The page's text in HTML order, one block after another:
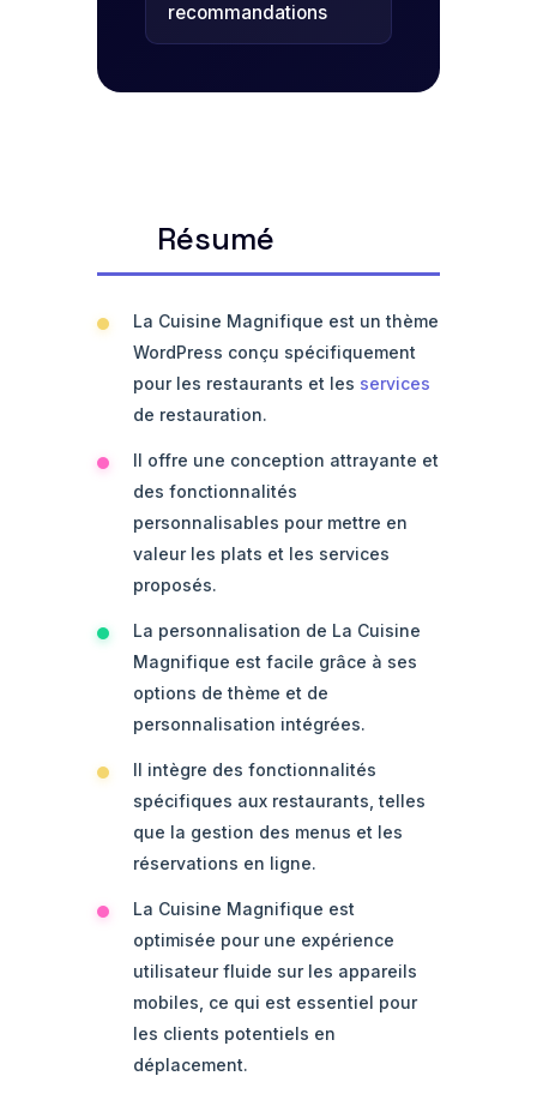
recommandations
Résumé
La Cuisine Magnifique est un thème
WordPress conçu spécifiquement
pour les restaurants et les services
de restauration.
Il offre une conception attrayante et
des fonctionnalités
personnalisables pour mettre en
valeur les plats et les services
proposés.
La personnalisation de La Cuisine
Magnifique est facile grâce à ses
options de thème et de
personnalisation intégrées.
Il intègre des fonctionnalités
spécifiques aux restaurants, telles
que la gestion des menus et les
réservations en ligne.
La Cuisine Magnifique est
optimisée pour une expérience
utilisateur fluide sur les appareils
mobiles, ce qui est essentiel pour
les clients potentiels en
déplacement.